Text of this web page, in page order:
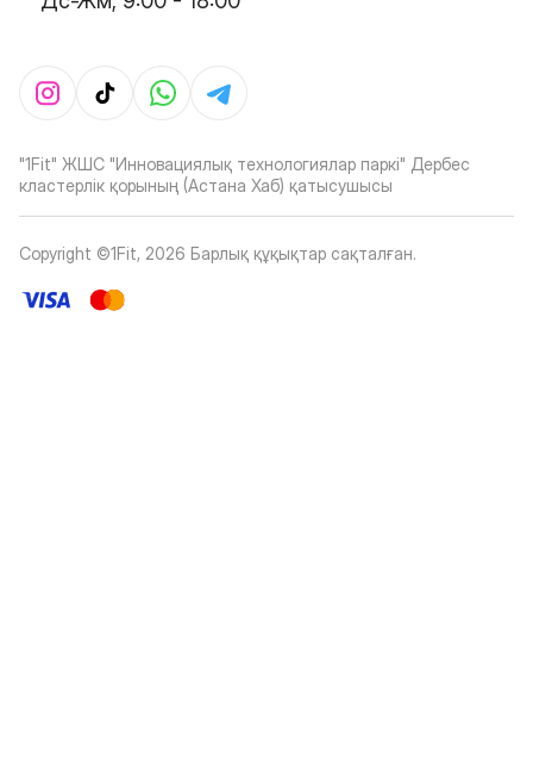
"1Fit" ЖШС "Инновациялық технологиялар паркі" Дербес
кластерлік қорының (Астана Хаб) қатысушысы
Copyright ©1Fit, 2026 Барлық құқықтар сақталған.